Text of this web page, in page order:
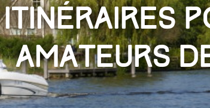
Itinéraires
amateurs